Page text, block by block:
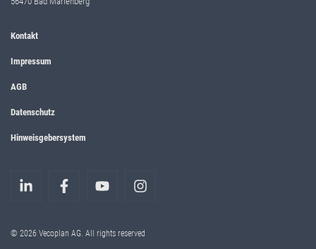
Kontakt
Impressum
AGB
Datenschutz
Hinweisgebersystem
© 2026 Vecoplan AG. All rights reserved